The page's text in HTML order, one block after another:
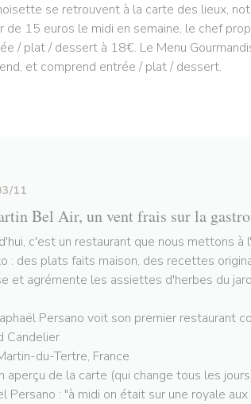
se retrouvent à la carte des lieux,
de 15 euros le midi en semaine, le chef
/ plat / dessert à 18€. Le Menu
et comprend entrée / plat / dessert.
Bel Air, un vent frais sur la
11
c'est un restaurant que nous mettons
: des plats faits maison, des recettes
et agrémente les assiettes d'herbes du
Persano voit son premier restaurant
Candelier
du-Tertre, France
aperçu de la carte (qui change tous les
Persano : "à midi on était sur une royale